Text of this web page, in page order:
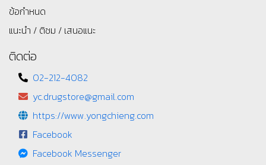
ข้อกำหนด
แนะนำ / ติชม / เสนอแนะ
ติดต่อ
02-212-4082
yc.drugstore@gmail.com
https://www.yongchieng.com
Facebook
Facebook Messenger